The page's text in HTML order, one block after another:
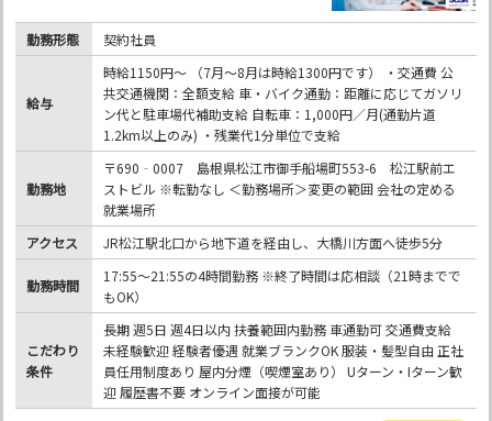
勤務形態 契約社員
給与
時給1150円～ （7月～8月は時給1300円です） ・交通費 公
共交通機関：全額支給 車・バイク通勤：距離に応じてガソリ
ン代と駐車場代補助支給 自転車：1,000円／月(通勤片道
1.2km以上のみ) ・残業代1分単位で支給
勤務地
〒690‐0007 島根県松江市御手船場町553-6 松江駅前エ
ストビル ※転勤なし ＜勤務場所＞変更の範囲 会社の定める
就業場所
アクセス
JR松江駅北口から地下道を経由し、大橋川方面へ徒歩5分
勤務時間
17:55～21:55の4時間勤務 ※終了時間は応相談（21時までで
もOK）
こだわり
条件
長期 週5日 週4日以内 扶養範囲内勤務 車通勤可 交通費支給
未経験歓迎 経験者優遇 就業ブランクOK 服装・髪型自由 正社
員任用制度あり 屋内分煙（喫煙室あり） Uターン・Iターン歓
迎 履歴書不要 オンライン面接が可能